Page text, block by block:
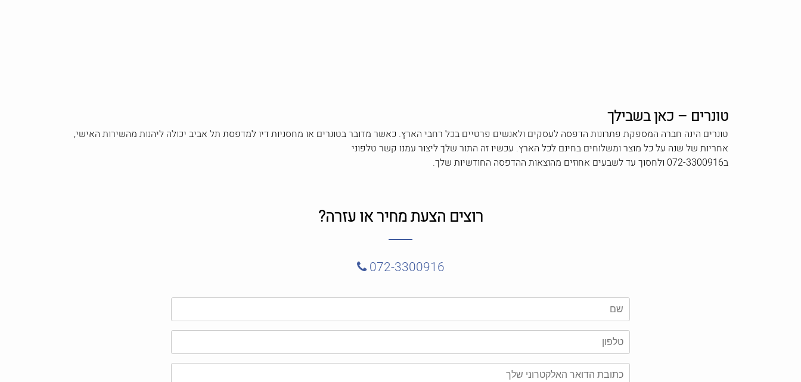
טונרים – כאן בשבילך
טונרים הינה חברה המספקת פתרונות הדפסה לעסקים ולאנשים פרטיים בכל רחבי הארץ. כאשר מדובר בטונרים או מחסניות דיו למדפסת תל אביב יכולה ליהנות מהשירות האישי,
אחריות של שנה על כל מוצר ומשלוחים בחינם לכל הארץ. עכשיו זה התור שלך ליצור עמנו קשר טלפוני
ב072-3300916 ולחסוך עד לשבעים אחוזים מהוצאות ההדפסה החודשיות שלך.
רוצים הצעת מחיר או עזרה?
072-3300916